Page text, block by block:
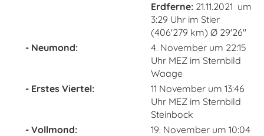
Erdferne: 21.11.2021 um
3:29 Uhr im Stier
(406'279 km) Ø 29'26''
- Neumond:
4. November um 22:15
Uhr MEZ im Sternbild
Waage
- Erstes Viertel:
11 November um 13:46
Uhr MEZ im Sternbild
Steinbock
- Vollmond:
19. November um 10:04